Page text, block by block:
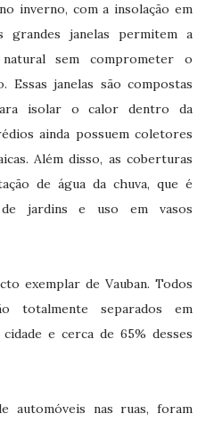
inverno, com a insolação em
grandes janelas permitem a
natural sem comprometer o
janelas são compostas
isolar o calor dentro da
ainda possuem coletores
Além disso, as coberturas
de água da chuva, que é
jardins e uso em vasos
exemplar de Vauban. Todos
totalmente separados em
e cerca de 65% desses
automóveis nas ruas, foram